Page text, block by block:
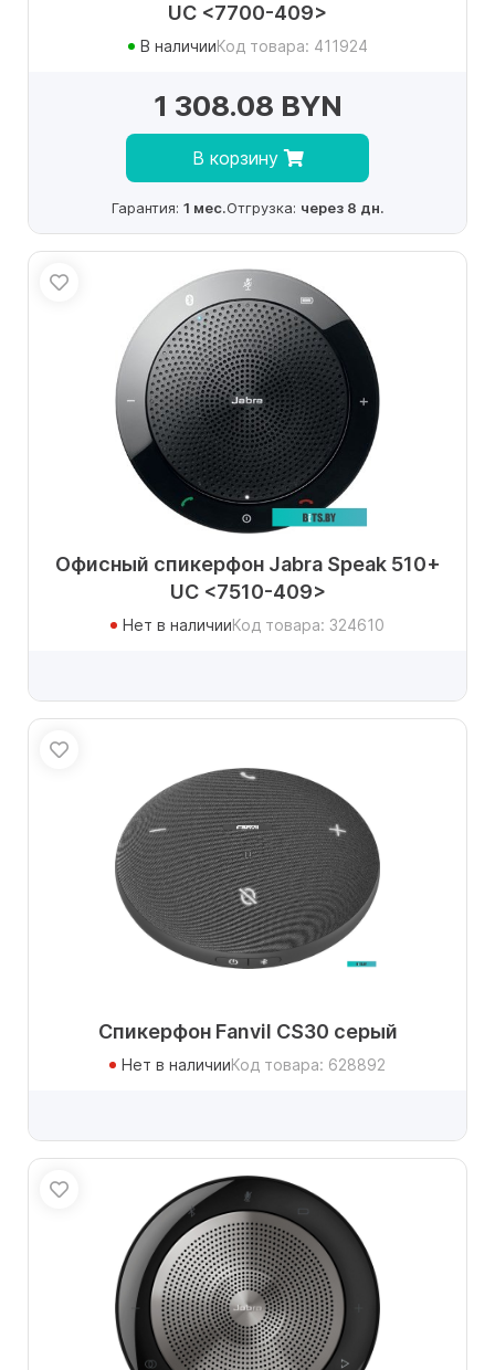
UC <7700-409>
В наличииКод товара: 411924
1 308.08 BYN
В корзину
Гарантия: 1 мес.Отгрузка: через 8 дн.
Офисный спикерфон Jabra Speak 510+
UC <7510-409>
Нет в наличииКод товара: 324610
Спикерфон Fanvil CS30 серый
Нет в наличииКод товара: 628892